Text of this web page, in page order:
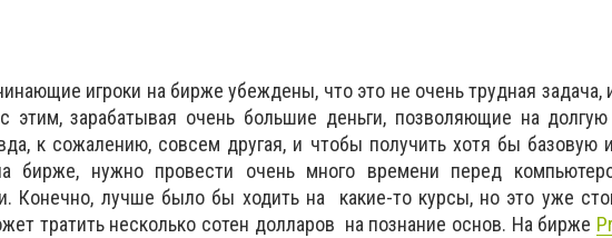
игроки на бирже убеждены, что это не очень трудная задача,
этим, зарабатывая очень большие деньги, позволяющие на
к сожалению, совсем другая, и чтобы получить хотя бы базовую
бирже, нужно провести очень много времени перед
Конечно, лучше было бы ходить на какие-то курсы, но это уже
тратить несколько сотен долларов на познание основ. На бирже